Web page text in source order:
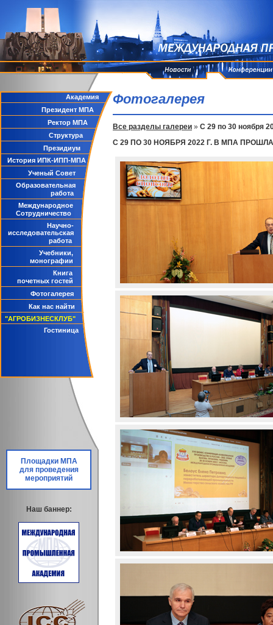
Академия
Президент МПА
Ректор МПА
Структура
Президиум
История ИПК-ИПП-МПА
Ученый Совет
Образовательная
работа
Международное
Сотрудничество
Научно-
исследовательская
работа
Учебники,
монографии
Книга
почетных гостей
Фотогалерея
Как нас найти
"АГРОБИЗНЕСКЛУБ"
Гостиница
Площадки МПА
для проведения
мероприятий
Наш баннер:
Фотогалерея
Все разделы галереи » С 29 по 30 ноября
С 29 ПО 30 НОЯБРЯ 2022 Г. В МПА